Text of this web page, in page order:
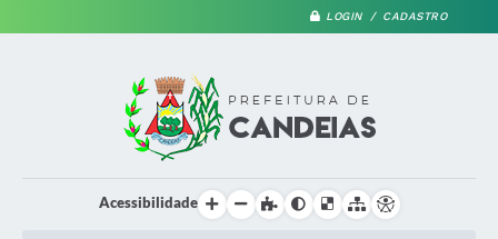
LOGIN / CADASTRO
Acessibilidade